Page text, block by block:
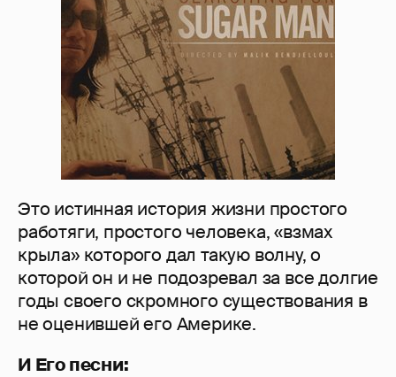
Это истинная история жизни простого
работяги, простого человека, «взмах
крыла» которого дал такую волну, о
которой он и не подозревал за все долгие
годы своего скромного существования в
не оценившей его Америке.
И Его песни: